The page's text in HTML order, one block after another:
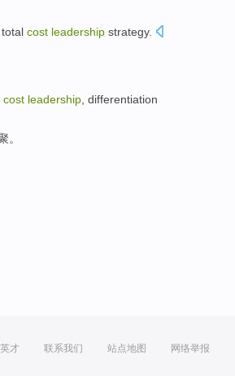
total cost leadership strategy.
cost leadership differentiation
。
才 联系我们 站点地图 网络举报